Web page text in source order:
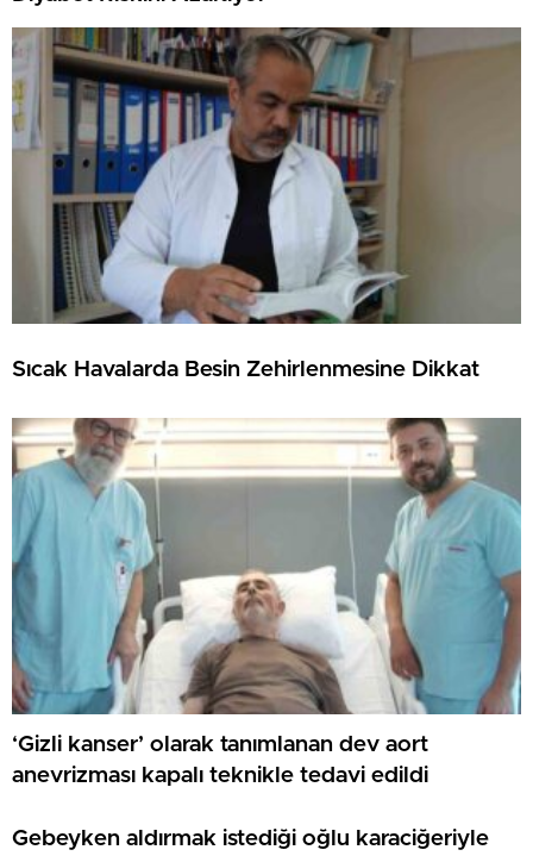
Sıcak Havalarda Besin Zehirlenmesine Dikkat
‘Gizli kanser’ olarak tanımlanan dev aort
anevrizması kapalı teknikle tedavi edildi
Gebeyken aldırmak istediği oğlu karaciğeriyle